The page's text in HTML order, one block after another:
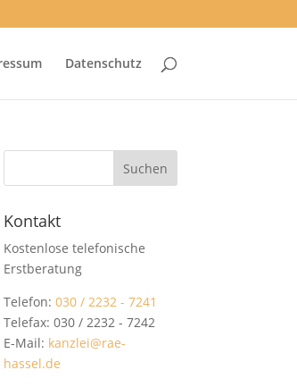
Datenschutz
Kontakt
Kostenlose telefonische
Erstberatung
Telefon:030 / 2232 - 7241
Telefax: 030 / 2232 - 7242
E-Mail: kanzlei@rae-
hassel.de